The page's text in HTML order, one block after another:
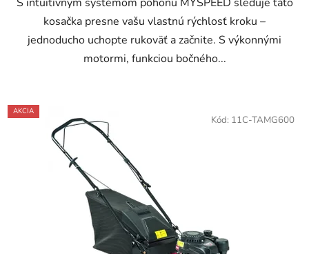
kosačka presne vašu vlastnú rýchlosť kroku –
jednoducho uchopte rukoväť a začnite. S výkonnými
motormi, funkciou bočného...
AKCIA
Kód: 11C-TAMG600